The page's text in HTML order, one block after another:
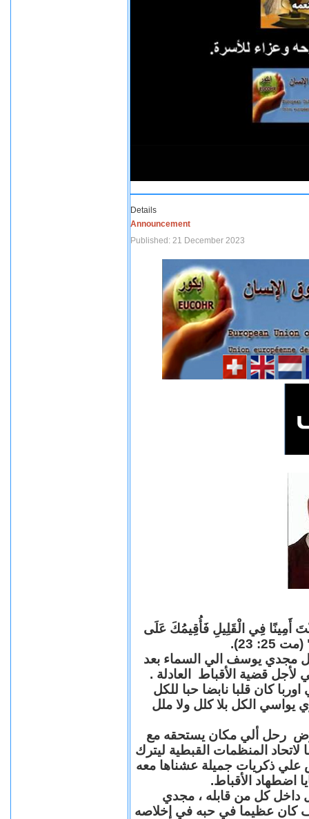
Details
Announcement
Published: 21 December 2023
أَمِينًا فِي الْقَلِيلِ فَأُقِيمُكَ عَلَى
23).
مجدي يوسف الي السماء بعد
قضية الأقباط العادلة .
كان قلبا نابضا حبا للكل
يواسي الكل بلا كلل ولا ملل
رحل ألي مكان يستحقه مع
المنظمات القبطية ليترك
علي ذكريات جميلة عشناها معه
اضطهاد الأقباط.
داخل كل من قابله ، مجدي
عظيما في حبه في إخلاصه